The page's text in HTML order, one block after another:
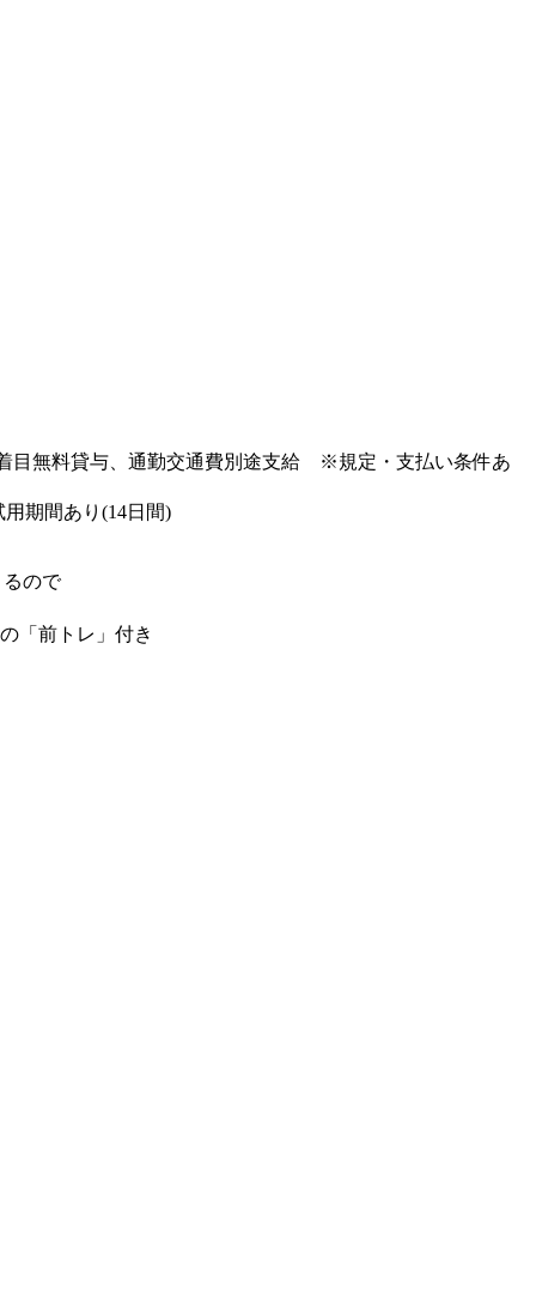
目無料貸与、通勤交通費別途支給 ※規定・支払い条件あ
期間あり(14日間)
ので
「前トレ」付き